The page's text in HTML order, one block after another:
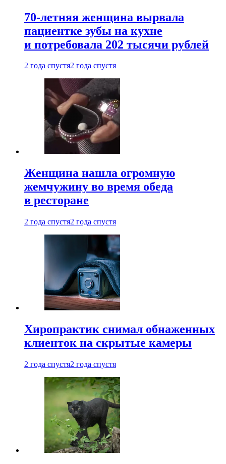
70-летняя женщина вырвала
пациентке зубы на кухне
и потребовала 202 тысячи рублей
2 года спустя2 года спустя
Женщина нашла огромную
жемчужину во время обеда
в ресторане
2 года спустя2 года спустя
Хиропрактик снимал обнаженных
клиенток на скрытые камеры
2 года спустя2 года спустя